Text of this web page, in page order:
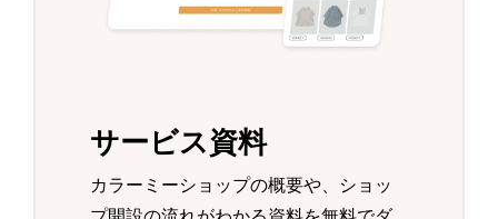
サービス資料
カラーミーショップの概要や、ショッ